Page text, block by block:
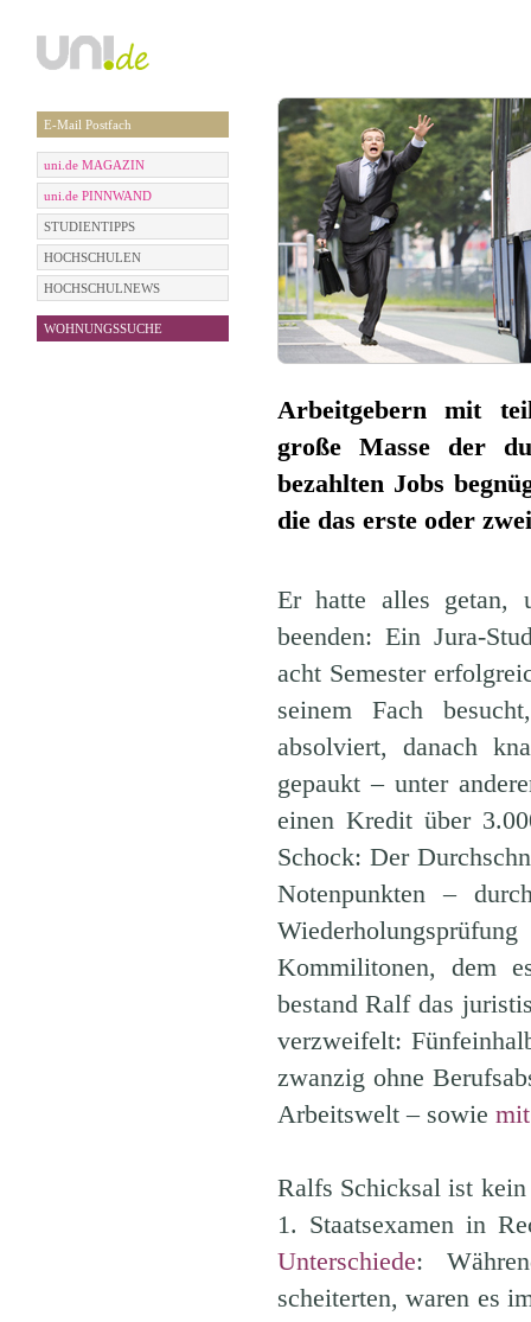
E-Mail Postfach
uni.de MAGAZIN
uni.de PINNWAND
STUDIENTIPPS
HOCHSCHULEN
HOCHSCHULNEWS
WOHNUNGSSUCHE
Arbeitgebern mit
große Masse der
bezahlten Jobs
die das erste oder
Er hatte alles getan,
beenden: Ein Jura-
acht Semester
seinem Fach
absolviert, danach
gepaukt – unter
einen Kredit über
Schock: Der
Notenpunkten –
Kommilitonen, dem
bestand Ralf das
verzweifelt:
zwanzig ohne
Arbeitswelt – sowie
Ralfs Schicksal ist
1. Staatsexamen in
Unterschiede:
scheiterten, waren es